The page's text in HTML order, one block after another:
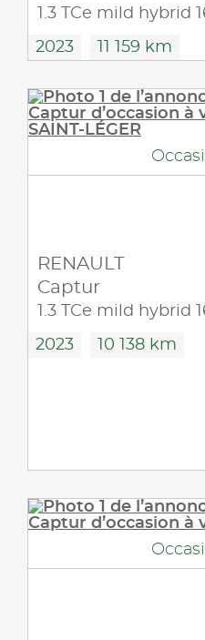
1.3 TCe mild hybrid
2023 11 159 km
RENAULT
Captur
1.3 TCe mild hybrid
2023 10 138 km